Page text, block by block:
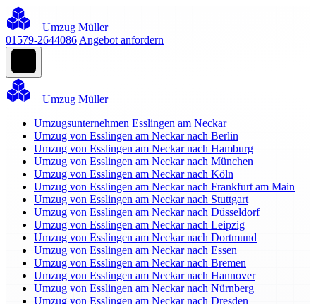
Umzug Müller
01579-2644086 Angebot anfordern
Umzug Müller
Umzugsunternehmen Esslingen am Neckar
Umzug von Esslingen am Neckar nach Berlin
Umzug von Esslingen am Neckar nach Hamburg
Umzug von Esslingen am Neckar nach München
Umzug von Esslingen am Neckar nach Köln
Umzug von Esslingen am Neckar nach Frankfurt am Main
Umzug von Esslingen am Neckar nach Stuttgart
Umzug von Esslingen am Neckar nach Düsseldorf
Umzug von Esslingen am Neckar nach Leipzig
Umzug von Esslingen am Neckar nach Dortmund
Umzug von Esslingen am Neckar nach Essen
Umzug von Esslingen am Neckar nach Bremen
Umzug von Esslingen am Neckar nach Hannover
Umzug von Esslingen am Neckar nach Nürnberg
Umzug von Esslingen am Neckar nach Dresden